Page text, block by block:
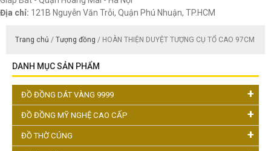
Địa chỉ: 121B Nguyễn Văn Trỗi, Quận Phú Nhuận, TP.HCM
Trang chủ / Tượng đồng / HOÀN THIỆN DUYỆT TƯỢNG CỤ TỔ CAO 97CM
DANH MỤC SẢN PHẨM
ĐỒ ĐỒNG DÁT VÀNG 9999
ĐỒ ĐỒNG MỸ NGHỆ CAO CẤP
ĐỒ THỜ CÚNG